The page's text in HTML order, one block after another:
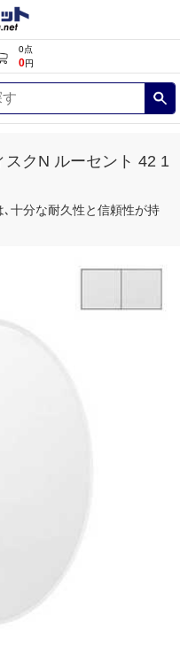
0点
0円
クN ルーセント 42 1
十分な耐久性と信頼性が持